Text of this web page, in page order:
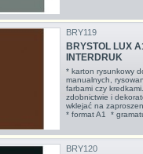
BRY119
BRYSTOL LUX
INTERDRUK
* karton rysunkowy
manualnych,
farbami czy
zdobnictwie i
wklejać na
* format A1 *
BRY120